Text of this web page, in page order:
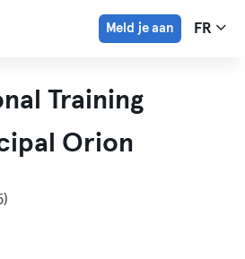
Meld je aan FR
Training
Orion